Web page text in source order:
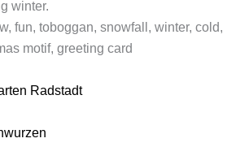
Radstadt